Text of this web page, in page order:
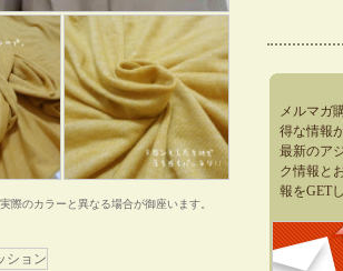
際のカラーと異なる場合が御座います。
メルマガ
得な情報
最新のア
ク情報と
報をGET